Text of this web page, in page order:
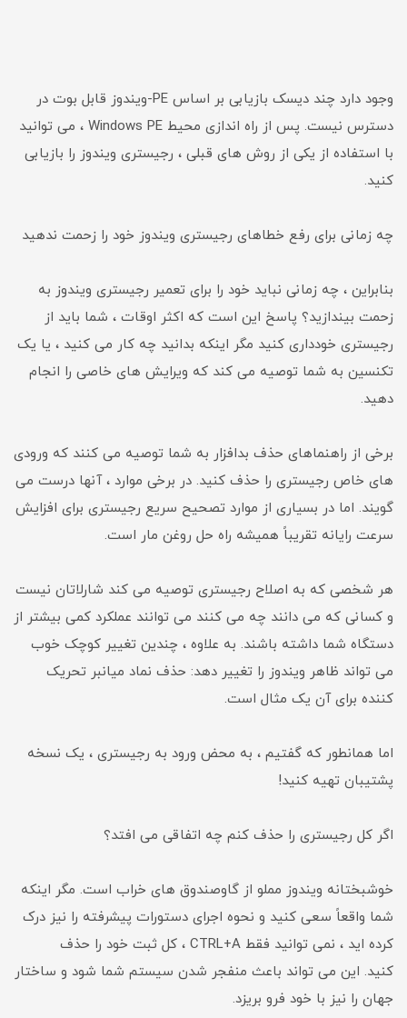
وجود دارد چند دیسک بازیابی بر اساس PE-ویندوز قابل بوت در
دسترس نیست. پس از راه اندازی محیط Windows PE ، می توانید
با استفاده از یکی از روش های قبلی ، رجیستری ویندوز را بازیابی
کنید.
چه زمانی برای رفع خطاهای رجیستری ویندوز خود را زحمت ندهید
بنابراین ، چه زمانی نباید خود را برای تعمیر رجیستری ویندوز به
زحمت بیندازید؟ پاسخ این است که اکثر اوقات ، شما باید از
رجیستری خودداری کنید مگر اینکه بدانید چه کار می کنید ، یا یک
تکنسین به شما توصیه می کند که ویرایش های خاصی را انجام
دهید.
برخی از راهنماهای حذف بدافزار به شما توصیه می کنند که ورودی
های خاص رجیستری را حذف کنید. در برخی موارد ، آنها درست می
گویند. اما در بسیاری از موارد تصحیح سریع رجیستری برای افزایش
سرعت رایانه تقریباً همیشه راه حل روغن مار است.
هر شخصی که به اصلاح رجیستری توصیه می کند شارلاتان نیست
و کسانی که می دانند چه می کنند می توانند عملکرد کمی بیشتر از
دستگاه شما داشته باشند. به علاوه ، چندین تغییر کوچک خوب
می تواند ظاهر ویندوز را تغییر دهد: حذف نماد میانبر تحریک
کننده برای آن یک مثال است.
اما همانطور که گفتیم ، به محض ورود به رجیستری ، یک نسخه
پشتیبان تهیه کنید!
اگر کل رجیستری را حذف کنم چه اتفاقی می افتد؟
خوشبختانه ویندوز مملو از گاوصندوق های خراب است. مگر اینکه
شما واقعاً سعی کنید و نحوه اجرای دستورات پیشرفته را نیز درک
کرده اید ، نمی توانید فقط CTRL+A ، کل ثبت خود را حذف
کنید. این می تواند باعث منفجر شدن سیستم شما شود و ساختار
جهان را نیز با خود فرو بریزد.